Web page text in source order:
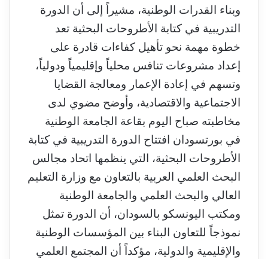
ل
ر
ي
ا
وبناء القدرات الوطنية، مشيراً إلى أن الدورة
التدريبية في كتابة الأطروحات البحثية تعد
خطوة مهمة نحو تأهيل كفاءات قادرة على
إعداد مشروعات تنافس محلياً وإقليمياً ودولياً،
وتسهم في إعادة الإعمار ومعالجة القضايا
الاجتماعية والاقتصادية، وأوضح مضوي لدى
مخاطبته صباح اليوم بقاعة الجامعة الوطنية
في بورتسودان افتتاح الدورة التدريبية في كتابة
الأطروحات البحثية، التي ينظمها اتحاد مجالس
البحث العلمي العربية بالتعاون مع وزارة التعليم
العالي والبحث العلمي والجامعة الوطنية
ومكتب اليونسكو بالسودان، أن الدورة تمثل
نموذجاً للتعاون البناء بين المؤسسات الوطنية
والإقليمية والدولية، مؤكداً أن المجتمع العلمي